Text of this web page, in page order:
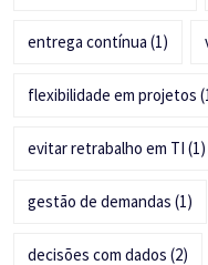
entrega contínua (1)
flexibilidade em projetos
evitar retrabalho em TI (1)
gestão de demandas (1)
decisões com dados (2)